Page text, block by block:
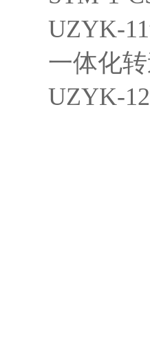
UZYK-
一体化
UZYK-